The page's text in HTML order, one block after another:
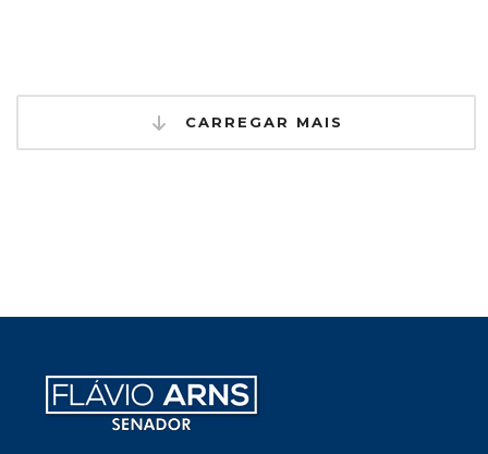
CARREGAR MAIS